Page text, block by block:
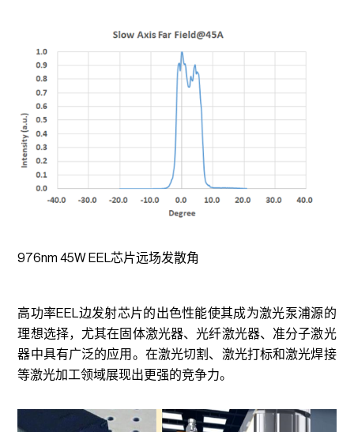
976nm 45W EEL芯片远场发散角
高功率EEL边发射芯片的出色性能使其成为激光泵浦源的
理想选择，尤其在固体激光器、光纤激光器、准分子激光
器中具有广泛的应用。在激光切割、激光打标和激光焊接
等激光加工领域展现出更强的竞争力。